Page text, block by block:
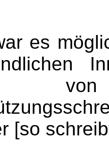
es
[so